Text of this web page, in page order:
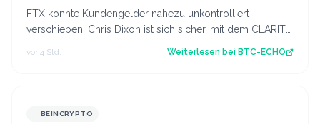
FTX konnte Kundengelder nahezu unkontrolliert
verschieben. Chris Dixon ist sich sicher, mit dem CLARITY
vor 4 Std. Weiterlesen bei BTC-ECHO
BEINCRYPTO